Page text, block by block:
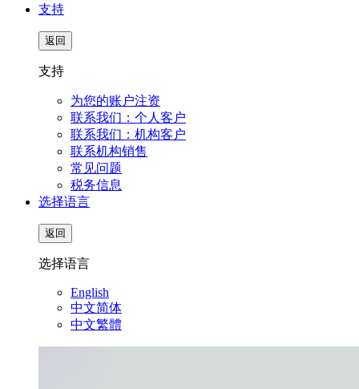
支持
返回
支持
为您的账户注资
联系我们：个人客户
联系我们：机构客户
联系机构销售
常见问题
税务信息
选择语言
返回
选择语言
English
中文简体
中文繁體